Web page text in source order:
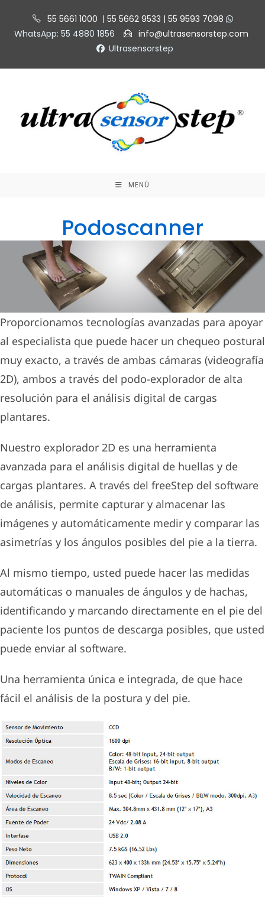
55 5661 1000 | 55 5662 9533 | 55 9593 7098
WhatsApp: 55 4880 1856
info@ultrasensorstep.com
Ultrasensorstep
MENÚ
Podoscanner
Proporcionamos tecnologías avanzadas para apoyar
al especialista que puede hacer un chequeo postural
muy exacto, a través de ambas cámaras (videografía
2D), ambos a través del podo-explorador de alta
resolución para el análisis digital de cargas
plantares.
Nuestro explorador 2D es una herramienta
avanzada para el análisis digital de huellas y de
cargas plantares. A través del freeStep del software
de análisis, permite capturar y almacenar las
imágenes y automáticamente medir y comparar las
asimetrías y los ángulos posibles del pie a la tierra.
Al mismo tiempo, usted puede hacer las medidas
automáticas o manuales de ángulos y de hachas,
identificando y marcando directamente en el pie del
paciente los puntos de descarga posibles, que usted
puede enviar al software.
Una herramienta única e integrada, de que hace
fácil el análisis de la postura y del pie.